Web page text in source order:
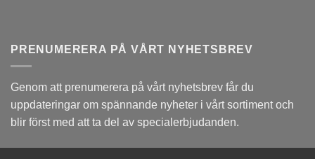
PRENUMERERA PÅ VÅRT NYHETSBREV
Genom att prenumerera på vårt nyhetsbrev får du
uppdateringar om spännande nyheter i vårt sortiment och
blir först med att ta del av specialerbjudanden.